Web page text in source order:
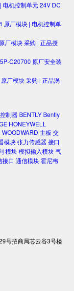
机控制单元 24V DC
原厂模块 | 电机控制单
厂模块 采购 | 正品授
C20700 原厂安全装
厂模块 采购 | 正品涡
制器 BENTLY Bently
HONEYWELL
WOODWARD 主板 交
模块张力传感器接口
模块模拟输入模块气
接口 通信模块霍尼韦
号招商局芯云谷3号楼